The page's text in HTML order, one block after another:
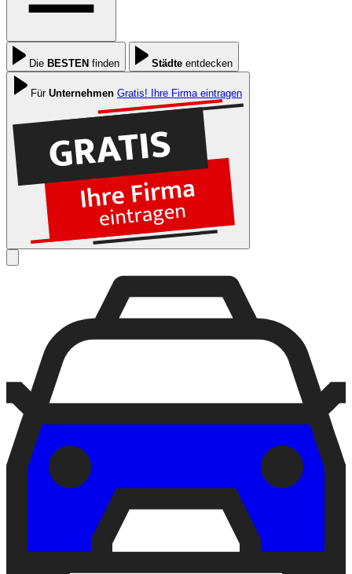
Die BESTEN finden Städte entdecken
Für Unternehmen Gratis! Ihre Firma eintragen